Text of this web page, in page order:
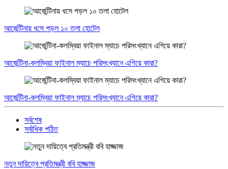
আর্জেন্টিনায় ধসে পড়ল ১০ তলা হোটেল
আর্জেন্টিনা-কলম্বিয়া ফাইনাল ম্যাচে পরিসংখ্যানে এগিয়ে কারা?
আর্জেন্টিনা-কলম্বিয়া ফাইনাল ম্যাচে পরিসংখ্যানে এগিয়ে কারা?
সর্বশেষ
সর্বাধিক পঠিত
নতুন দায়িত্বে প্রতিমন্ত্রী ববি হাজ্জাজ